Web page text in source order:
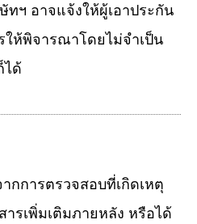
ทฯ อาจแจ้งให้ผู้เอาประกัน
ให้พิจารณาโดยไม่จำเป็น
ได้
กการตรวจสอบที่เกิดเหตุ
รเพิ่มเติมภายหลัง หรือได้